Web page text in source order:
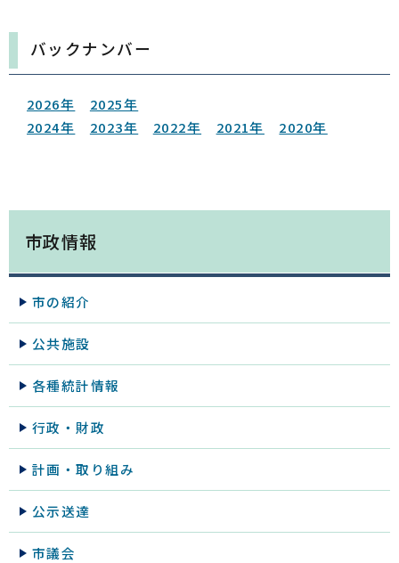
バックナンバー
2026年
2025年
2024年
2023年 2022年 2021年 2020年
市政情報
市の紹介
公共施設
各種統計情報
行政・財政
計画・取り組み
公示送達
市議会